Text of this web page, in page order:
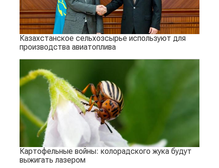
Казахстанское сельхозсырье используют для
производства авиатоплива
Картофельные войны: колорадского жука будут
выжигать лазером